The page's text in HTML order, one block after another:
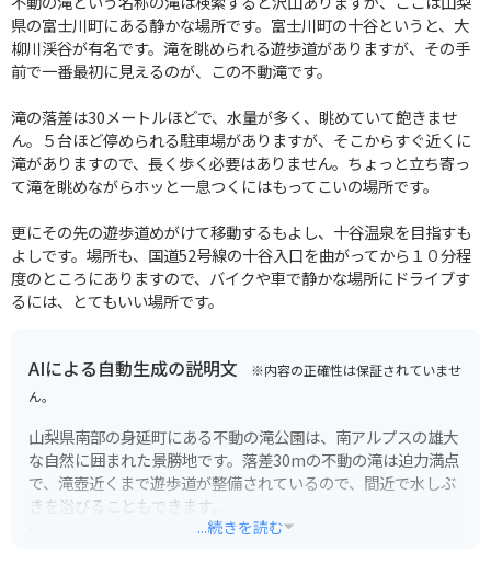
県の富士川町にある静かな場所です。富士川町の十谷というと、大
柳川渓谷が有名です。滝を眺められる遊歩道がありますが、その手
前で一番最初に見えるのが、この不動滝です。
滝の落差は30メートルほどで、水量が多く、眺めていて飽きませ
ん。５台ほど停められる駐車場がありますが、そこからすぐ近くに
滝がありますので、長く歩く必要はありません。ちょっと立ち寄っ
て滝を眺めながらホッと一息つくにはもってこいの場所です。
更にその先の遊歩道めがけて移動するもよし、十谷温泉を目指すも
よしです。場所も、国道52号線の十谷入口を曲がってから１０分程
度のところにありますので、バイクや車で静かな場所にドライブす
るには、とてもいい場所です。
AIによる自動生成の説明文 ※内容の正確性は保証されていませ
ん。
山梨県南部の身延町にある不動の滝公園は、南アルプスの雄大
な自然に囲まれた景勝地です。落差30mの不動の滝は迫力満点
で、滝壺近くまで遊歩道が整備されているので、間近で水しぶ
きを浴びることもできます。
...続きを読む